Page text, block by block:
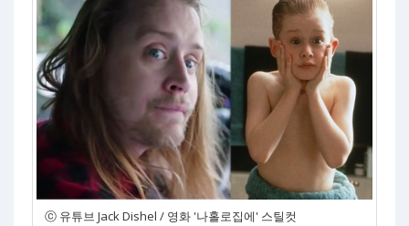
ⓒ 유튜브 Jack Dishel / 영화 '나홀로집에' 스틸컷